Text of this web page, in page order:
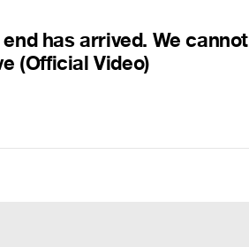
has arrived. We
(Official Video)